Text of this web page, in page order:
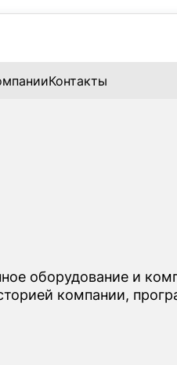
Контакты
оборудование и
компании,